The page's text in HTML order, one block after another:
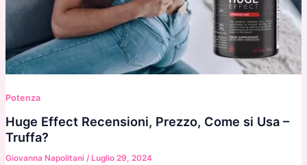
Potenza
Huge Effect Recensioni, Prezzo, Come si Usa –
Truffa?
Giovanna Napolitani / Luglio 29, 2024